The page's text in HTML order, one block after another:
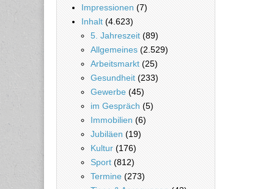
Impressionen (7)
Inhalt (4.623)
5. Jahreszeit (89)
Allgemeines (2.529)
Arbeitsmarkt (25)
Gesundheit (233)
Gewerbe (45)
im Gespräch (5)
Immobilien (6)
Jubiläen (19)
Kultur (176)
Sport (812)
Termine (273)